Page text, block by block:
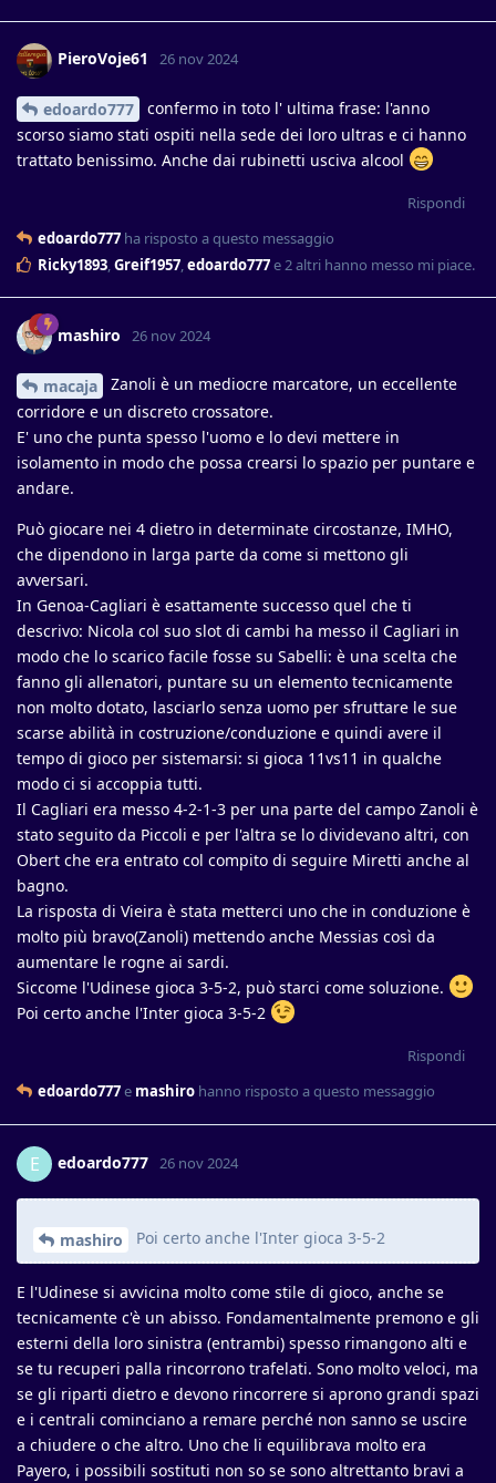
PieroVoje61 26 nov 2024
edoardo777
confermo in toto l' ultima frase: l'anno
scorso siamo stati ospiti nella sede dei loro ultras e ci hanno
trattato benissimo. Anche dai rubinetti usciva alcool
Rispondi
edoardo777 ha risposto a questo messaggio
Ricky1893,Greif1957,edoardo777e2altri hanno messo mi piace.
mashiro 26 nov 2024
macaja
Zanoli è un mediocre marcatore, un eccellente
corridore e un discreto crossatore.
E' uno che punta spesso l'uomo e lo devi mettere in
isolamento in modo che possa crearsi lo spazio per puntare e
andare.
Può giocare nei 4 dietro in determinate circostanze, IMHO,
che dipendono in larga parte da come si mettono gli
avversari.
In Genoa-Cagliari è esattamente successo quel che ti
descrivo: Nicola col suo slot di cambi ha messo il Cagliari in
modo che lo scarico facile fosse su Sabelli: è una scelta che
fanno gli allenatori, puntare su un elemento tecnicamente
non molto dotato, lasciarlo senza uomo per sfruttare le sue
scarse abilità in costruzione/conduzione e quindi avere il
tempo di gioco per sistemarsi: si gioca 11vs11 in qualche
modo ci si accoppia tutti.
Il Cagliari era messo 4-2-1-3 per una parte del campo Zanoli è
stato seguito da Piccoli e per l'altra se lo dividevano altri, con
Obert che era entrato col compito di seguire Miretti anche al
bagno.
La risposta di Vieira è stata metterci uno che in conduzione è
molto più bravo(Zanoli) mettendo anche Messias così da
aumentare le rogne ai sardi.
Siccome l'Udinese gioca 3-5-2, può starci come soluzione.
Poi certo anche l'Inter gioca 3-5-2
Rispondi
edoardo777e mashiro hanno risposto a questo messaggio
E edoardo777 26 nov 2024
mashiro Poi certo anche l'Inter gioca 3-5-2
E l'Udinese si avvicina molto come stile di gioco, anche se
tecnicamente c'è un abisso. Fondamentalmente premono e gli
esterni della loro sinistra (entrambi) spesso rimangono alti e
se tu recuperi palla rincorrono trafelati. Sono molto veloci, ma
se gli riparti dietro e devono rincorrere si aprono grandi spazi
e i centrali cominciano a remare perché non sanno se uscire
a chiudere o che altro. Uno che li equilibrava molto era
Payero, i possibili sostituti non so se sono altrettanto bravi a